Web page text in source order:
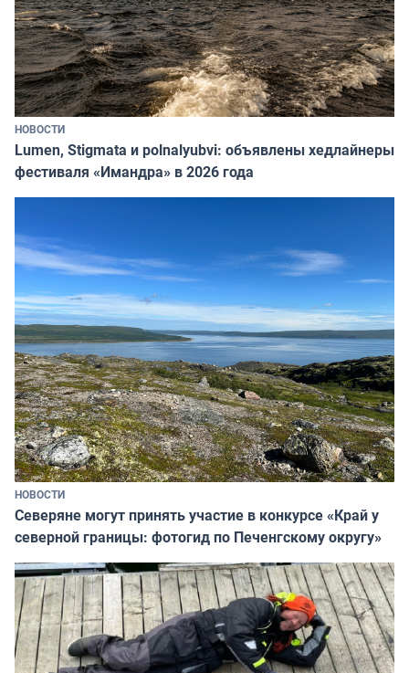
НОВОСТИ
Lumen, Stigmata и polnalyubvi: объявлены хедлайнеры
фестиваля «Имандра» в 2026 года
НОВОСТИ
Северяне могут принять участие в конкурсе «Край у
северной границы: фотогид по Печенгскому округу»